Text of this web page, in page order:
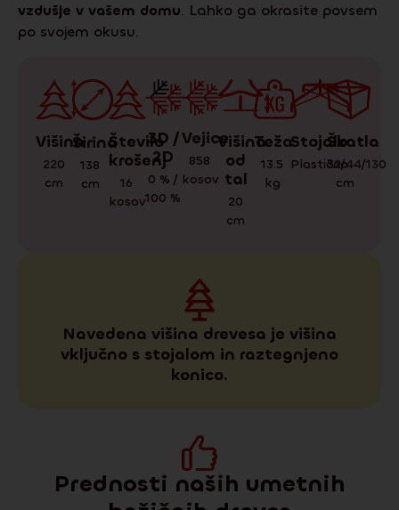
vzdušje v vašem domu. Lahko ga okrasite povsem
po svojem okusu.
Višina
220
cm
Širina
138
cm
Število
krošenj
16
kosov
3D /
2D
0 % /
100 %
Vejice
858
kosov
Višina
od
tal
20
cm
Teža
13.5
kg
Stojalo
Plastično
Škatla
32/44/130
cm
Navedena višina drevesa je višina
vključno s stojalom in raztegnjeno
konico.
Prednosti naših umetnih